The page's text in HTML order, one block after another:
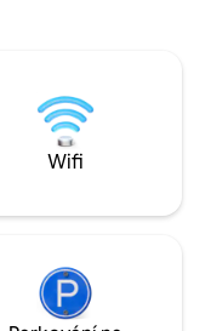
a miniaturní
houpacích
se zahlédnout
chýlit ke konci,
Wifi